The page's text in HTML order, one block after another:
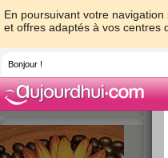
En poursuivant votre
et offres adaptés à vos centres
Bonjour !